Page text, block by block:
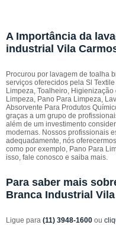
A Importância da
industrial Vila
Procurou por lavagem de toalha
serviços oferecidos pela Sl
Limpeza, Toalheiro,
Limpeza, Pano Para Limpeza,
Absorvente Para Produtos
graças a um grupo de
além de um investimento
modernas. Nossos profissionais
adequadamente, nós
como por exemplo, Pano Para
isso, fale conosco e saiba mais.
Para saber mais
Branca Industrial
Ligue para (11) 3948-1600 ou